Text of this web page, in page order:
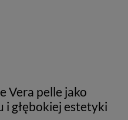
Vera pelle jako
i głębokiej estetyki